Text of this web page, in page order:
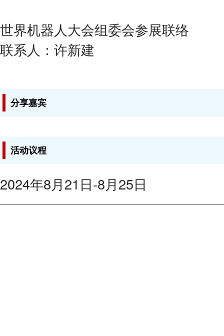
世界机器人大会组委会参展联络
联系人：许新建
分享嘉宾
活动议程
2024年8月21日-8月25日